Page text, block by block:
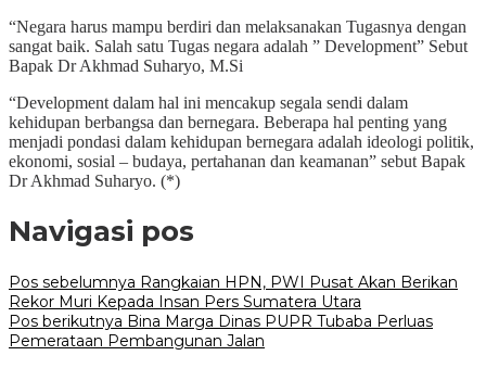
“Negara harus mampu berdiri dan melaksanakan Tugasnya dengan
sangat baik. Salah satu Tugas negara adalah ” Development” Sebut
Bapak Dr Akhmad Suharyo, M.Si
“Development dalam hal ini mencakup segala sendi dalam
kehidupan berbangsa dan bernegara. Beberapa hal penting yang
menjadi pondasi dalam kehidupan bernegara adalah ideologi politik,
ekonomi, sosial – budaya, pertahanan dan keamanan” sebut Bapak
Dr Akhmad Suharyo. (*)
Navigasi pos
Pos sebelumnya Rangkaian HPN, PWI Pusat Akan Berikan
Rekor Muri Kepada Insan Pers Sumatera Utara
Pos berikutnya Bina Marga Dinas PUPR Tubaba Perluas
Pemerataan Pembangunan Jalan